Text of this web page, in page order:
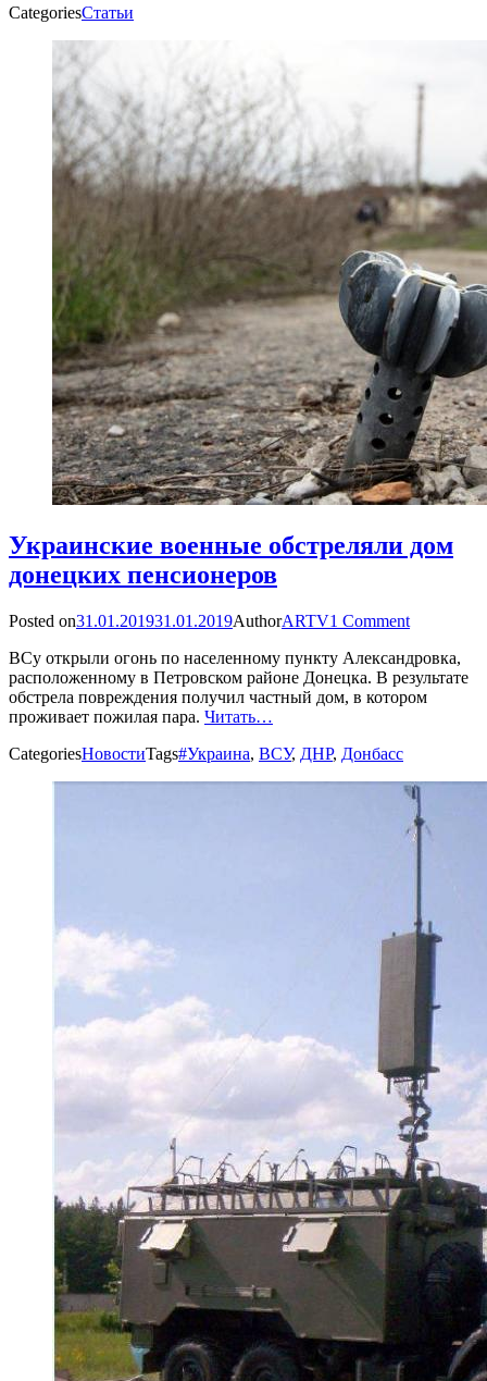
CategoriesСтатьи
Украинские военные обстреляли дом
донецких пенсионеров
Posted on31.01.201931.01.2019AuthorARTV1 Comment
ВСу открыли огонь по населенному пункту Александровка,
расположенному в Петровском районе Донецка. В результате
обстрела повреждения получил частный дом, в котором
проживает пожилая пара. Читать…
CategoriesНовостиTags#Украина, ВСУ, ДНР, Донбасс